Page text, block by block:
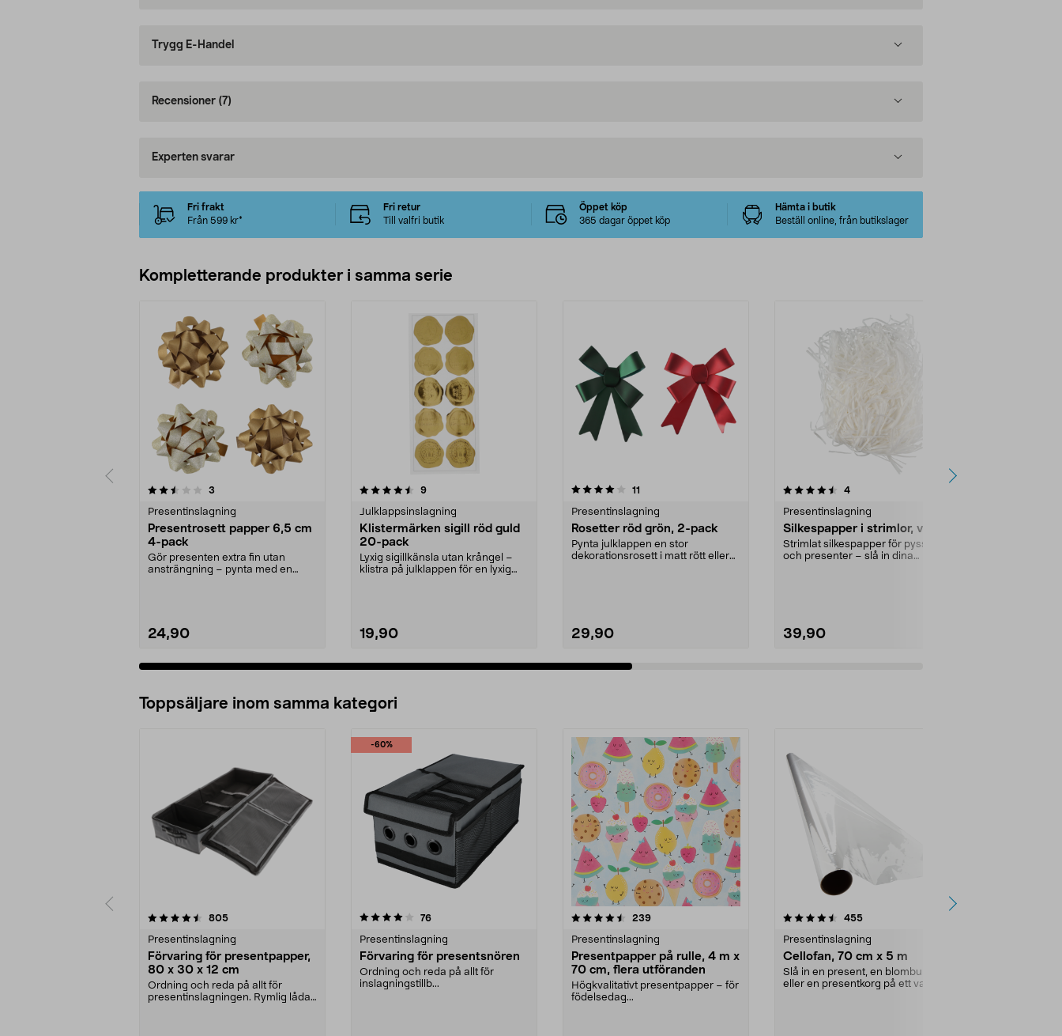
Trygg E-Handel
Recensioner (7)
Experten svarar
Fri frakt
Från 599 kr*
Fri retur
Till valfri butik
Öppet köp
365 dagar öppet köp
Hämta i butik
Beställ online, från butikslager
Kompletterande produkter i samma serie
3
Presentinslagning
Presentrosett papper 6,5 cm
4-pack
Gör presenten extra fin utan
ansträngning – pynta med en
24,90
4.5av 5 stjärnor 9recensioner
Julklappsinslagning
Klistermärken sigill röd guld
20-pack
Lyxig sigillkänsla utan krångel –
klistra på julklappen för en lyxig
19,90
4.0av 5 stjärnor 11
Presentinslagning
Rosetter röd grön, 2-pack
Pynta julklappen en stor
dekorationsrosett i matt rött eller
29,90
4.5av 5 stjärnor 4recensioner
Presentinslagning
Silkespapper i strimlor, vit
Strimlat silkespapper för pyssel
och presenter – slå in dina
39,90
4.5av 5 stjärnor
Toppsäljare inom samma kategori
805recensioner
Presentinslagning
Förvaring för presentpapper,
80 x 30 x 12 cm
Ordning och reda på allt för
presentinslagningen. Rymlig låda
-60%
4.0 av 5 stjärnor 76recensioner
Presentinslagning
Förvaring för presentsnören
Ordning och reda på allt för
inslagningstillb...
4.5 av 5 stjärnor 239recensioner
Presentinslagning
Presentpapper på rulle, 4 m x
70 cm, flera utföranden
Högkvalitativt presentpapper – för
födelsedag...
4.5 av 5 stjärnor 455recensioner
Presentinslagning
Cellofan, 70 cm x 5 m
Slå in en present, en blombukett
eller en presentkorg på ett vackert
4.5 av 5 stjärnor